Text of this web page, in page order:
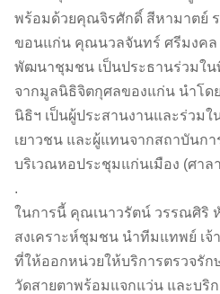
พร้อมด้วยคุณจิรศักดิ์ สีหามาตย์ ร
ขอนแก่น คุณนวลจันทร์ ศรีมงคล
พัฒนาชุมชน เป็นประธานร่วมใน
จากมูลนิธิจิตกุศลของแก่น นำโ
นิธิฯ เป็นผู้ประสานงานและร่วม
เยาวชน และผู้แทนจากสถาบันก
บริเวณหอประชุมแก่นเมือง (ศา
.
ในการนี้ คุณเนาวรัตน์ วรรณศิริ
สงเคราะห์ชุมชน นำทีมแทพย์ เ
ที่ให้ออกหน่วยให้บริการตรวจรัก
วัดสายตาพร้อมแจกแว่น และบริ